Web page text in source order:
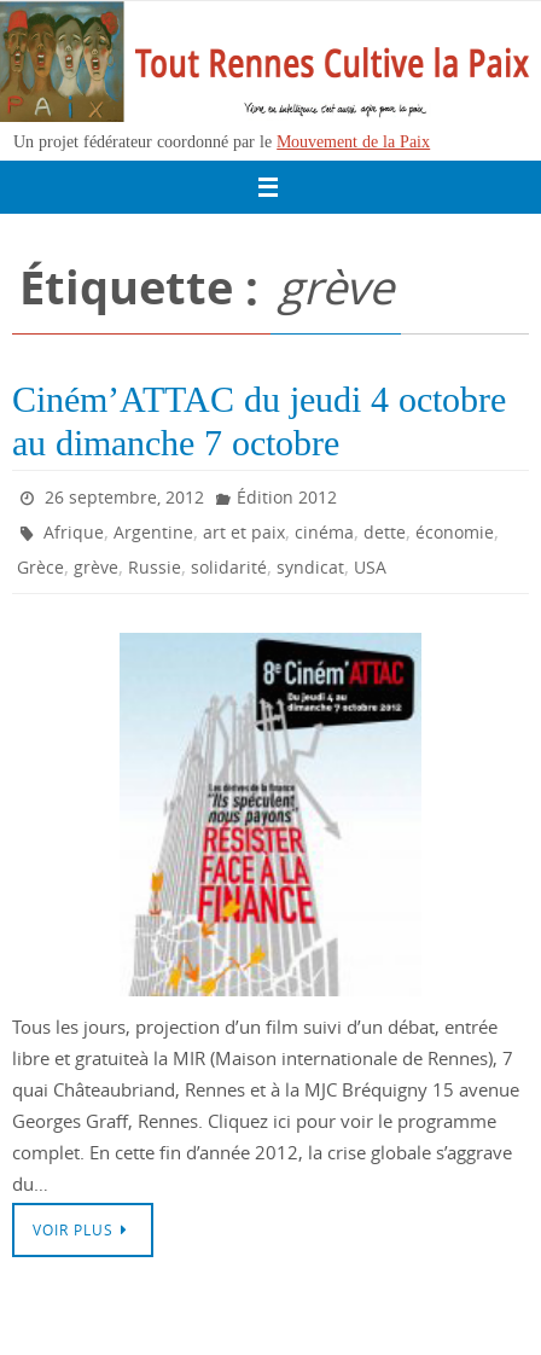
Passer
vers
le
contenu
Un projet fédérateur coordonné par leMouvement de la Paix
Étiquette : grève
Ciném’ATTAC du jeudi 4 octobre
au dimanche 7 octobre
26 septembre, 2012
Édition 2012
Afrique,Argentine,art et paix,cinéma,dette,économie,
Grèce, grève, Russie, solidarité, syndicat, USA
Tous les jours, projection d’un film suivi d’un débat, entrée
libre et gratuiteà la MIR (Maison internationale de Rennes), 7
quai Châteaubriand, Rennes et à la MJC Bréquigny 15 avenue
Georges Graff, Rennes. Cliquez ici pour voir le programme
complet. En cette fin d’année 2012, la crise globale s’aggrave
du…
VOIR PLUS